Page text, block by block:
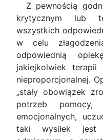
Z pewnością
krytycznym lub
wszystkich
w celu
odpowiednią
jakiejkolwiek terapii
nieproporcjonalnej.
„stały obowiązek
potrzeb
emocjonalnych,
taki wysiłek jest